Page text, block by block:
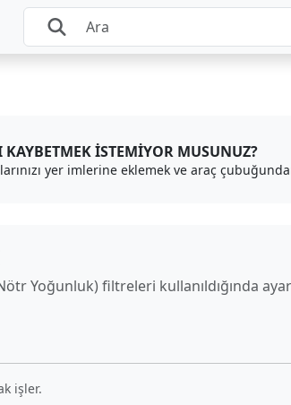
KAYBETMEK ISTEMIYOR MUSUNUZ?
yer imlerine eklemek ve araç
Yoğunluk) filtreleri kullanıldığında
işler.